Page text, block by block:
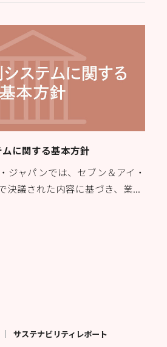
に関する基本方針
ジャパンでは、セブン＆アイ・
決議された内容に基づき、業...
サステナビリティレポート